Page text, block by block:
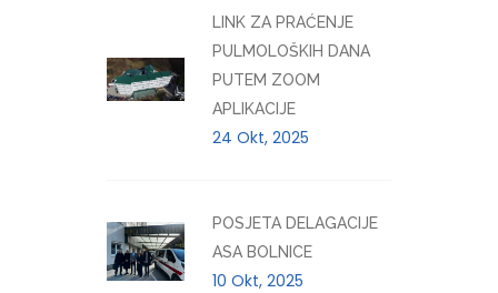
LINK ZA PRAĆENJE
PULMOLOŠKIH DANA
PUTEM ZOOM
APLIKACIJE
24 Okt, 2025
POSJETA DELAGACIJE
ASA BOLNICE
10 Okt, 2025